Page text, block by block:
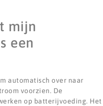
mijn
een
automatisch over naar
voorzien. De
op batterijvoeding. Het